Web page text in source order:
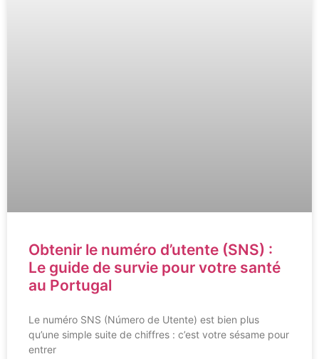
Obtenir le numéro d’utente (SNS) :
Le guide de survie pour votre santé
au Portugal
Le numéro SNS (Número de Utente) est bien plus
qu’une simple suite de chiffres : c’est votre sésame pour
entrer